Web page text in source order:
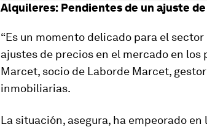
Alquileres: Pendientes de un ajuste
“Es un momento delicado para el
ajustes de precios en el mercado en los
Marcet, socio de Laborde Marcet,
inmobiliarias.
La situación, asegura, ha empeorado en